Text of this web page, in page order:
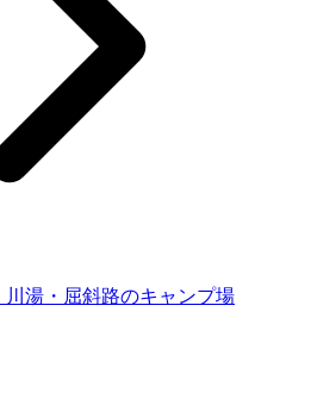
湯・屈斜路のキャンプ場